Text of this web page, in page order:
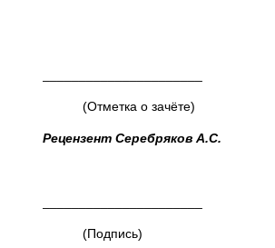
(Отметка о зачёте)
Рецензент Серебряков
Шифр 02-п/